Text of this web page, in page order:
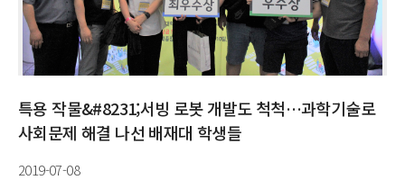
특용 작물&#8231;서빙 로봇 개발도 척척…과학기술로
사회문제 해결 나선 배재대 학생들
2019-07-08